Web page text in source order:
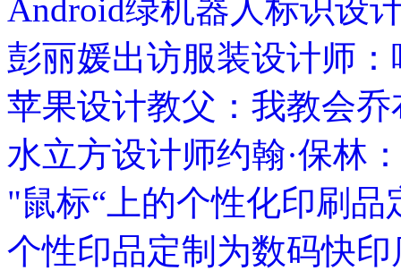
Android绿机器人标识设
彭丽媛出访服装设计师
苹果设计教父：我教会
水立方设计师约翰·保林
"鼠标“上的个性化印刷品
个性印品定制为数码快